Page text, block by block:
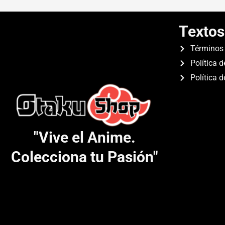
"Vive el Anime.
Colecciona tu Pasión"
Política
Política